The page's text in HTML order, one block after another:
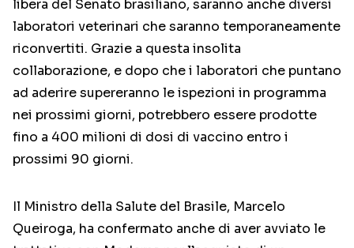
libera del Senato brasiliano, saranno anche diversi
laboratori veterinari che saranno temporaneamente
riconvertiti. Grazie a questa insolita
collaborazione, e dopo che i laboratori che puntano
ad aderire supereranno le ispezioni in programma
nei prossimi giorni, potrebbero essere prodotte
fino a 400 milioni di dosi di vaccino entro i
prossimi 90 giorni.
Il Ministro della Salute del Brasile, Marcelo
Queiroga, ha confermato anche di aver avviato le